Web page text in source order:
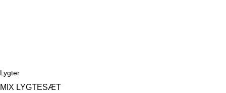
Lygter
MIX LYGTESÆT